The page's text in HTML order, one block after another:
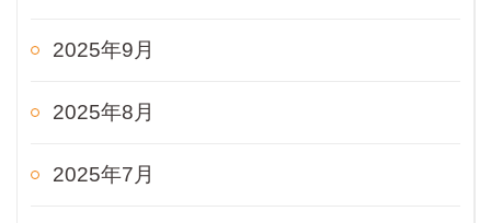
2025年9月
2025年8月
2025年7月